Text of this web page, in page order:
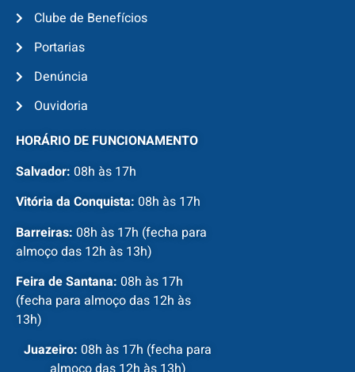
Clube de Benefícios
Portarias
Denúncia
Ouvidoria
HORÁRIO DE FUNCIONAMENTO
Salvador: 08h às 17h
Vitória da Conquista: 08h às 17h
Barreiras: 08h às 17h (fecha para
almoço das 12h às 13h)
Feira de Santana: 08h às 17h
(fecha para almoço das 12h às
13h)
Juazeiro: 08h às 17h (fecha para